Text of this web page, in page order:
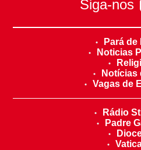
Siga-nos
Pará de
Noticias
Notícias
Vagas de
Rádio
Padre